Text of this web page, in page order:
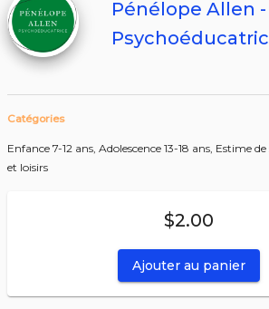
Catégories
Enfance 7-12 ans, Adolescence 13-18 ans, Estime de
et loisirs
$2.00
Ajouter au panier
Pénélope Allen -